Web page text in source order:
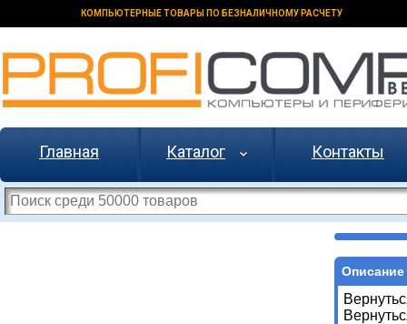
КОМПЬЮТЕРНЫЕ ТОВАРЫ ПО БЕЗНАЛИЧНОМУ РАСЧЕТУ
Главная Каталог Контакты
Описание